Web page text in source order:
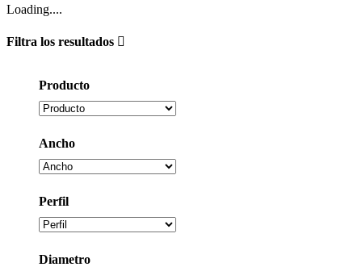
Loading....
Filtra los resultados
Producto
Ancho
Perfil
Diametro